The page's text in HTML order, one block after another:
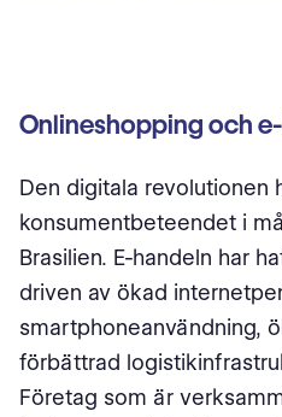
Onlineshopping och
Den digitala revolutionen
konsumentbeteendet i
Brasilien. E-handeln har
driven av ökad
smartphoneanvändning,
förbättrad
Företag som är